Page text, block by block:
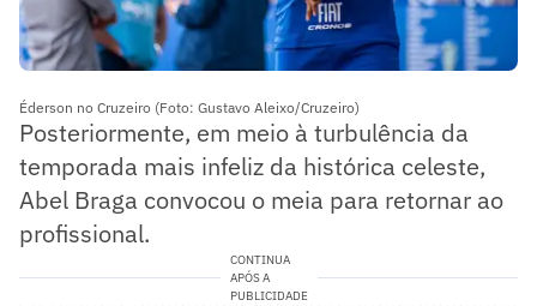
Éderson no Cruzeiro (Foto: Gustavo Aleixo/Cruzeiro)
Posteriormente, em meio à turbulência da
temporada mais infeliz da histórica celeste,
Abel Braga convocou o meia para retornar ao
profissional.
CONTINUA
APÓS A
PUBLICIDADE